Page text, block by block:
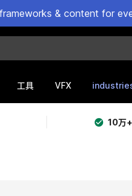
& content for
工具 VFX
10万